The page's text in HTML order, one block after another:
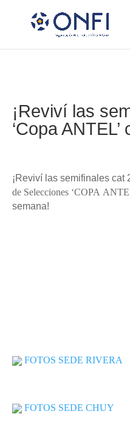
¡Reviví las
‘Copa ANTEL’
¡Reviví las semifinales cat
de Selecciones ‘COPA
semana!
FOTOS SEDE RIVERA
FOTOS SEDE CHUY